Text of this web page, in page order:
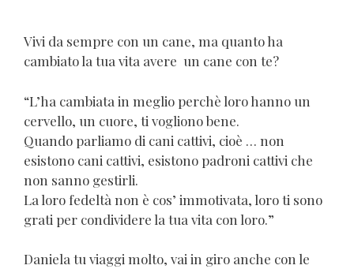
Vivi da sempre con un cane, ma quanto ha
cambiato la tua vita avere un cane con te?
“L’ha cambiata in meglio perchè loro hanno un
cervello, un cuore, ti vogliono bene.
Quando parliamo di cani cattivi, cioè … non
esistono cani cattivi, esistono padroni cattivi che
non sanno gestirli.
La loro fedeltà non è cos’ immotivata, loro ti sono
grati per condividere la tua vita con loro.”
Daniela tu viaggi molto, vai in giro anche con le